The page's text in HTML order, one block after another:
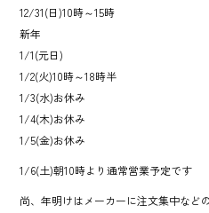
12/31(日)10時～15時
新年
1/1(元日)
1/2(火)10時～18時半
1/3(水)お休み
1/4(木)お休み
1/5(金)お休み
1/6(土)朝10時より通常営業予定です
尚、年明けはメーカーに注文集中など